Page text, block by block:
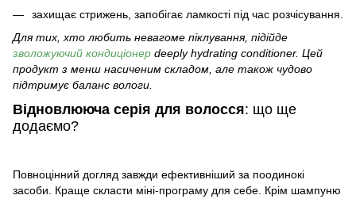
захищає стрижень, запобігає ламкості під час розчісування.
Для тих, хто любить невагоме піклування, підійде
зволожуючий кондиціонер deeply hydrating conditioner. Цей
продукт з менш насиченим складом, але також чудово
підтримує баланс вологи.
Відновлююча серія для волосся: що ще
додаємо?
Повноцінний догляд завжди ефективніший за поодинокі
засоби. Краще скласти міні-програму для себе. Крім шампуню